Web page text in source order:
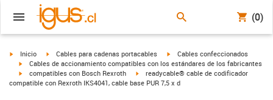
(0)
igus-icon-arrow-right
Inicio igus-icon-arrow-right
Cables para cadenas portacables igus-icon-arrow-right
Cables confeccionados
igus-icon-arrow-right
Cables de accionamiento compatibles con los estándares de los fabricantes
igus-icon-arrow-right
compatibles con Bosch Rexroth igus-icon-arrow-right
readycable® cable de codificador
compatible con Rexroth IKS4041, cable base PUR 7,5 x d